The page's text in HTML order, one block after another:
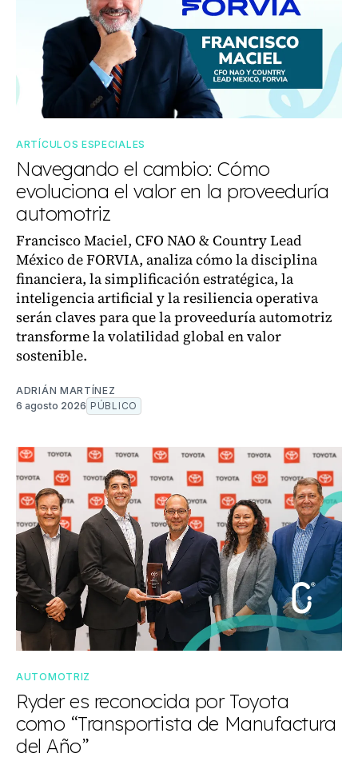
ARTÍCULOS ESPECIALES
Navegando el cambio: Cómo
evoluciona el valor en la proveeduría
automotriz
Francisco Maciel, CFO NAO & Country Lead
México de FORVIA, analiza cómo la disciplina
financiera, la simplificación estratégica, la
inteligencia artificial y la resiliencia operativa
serán claves para que la proveeduría automotriz
transforme la volatilidad global en valor
sostenible.
ADRIÁN MARTÍNEZ
6 agosto 2026 PÚBLICO
AUTOMOTRIZ
Ryder es reconocida por Toyota
como “Transportista de Manufactura
del Año”